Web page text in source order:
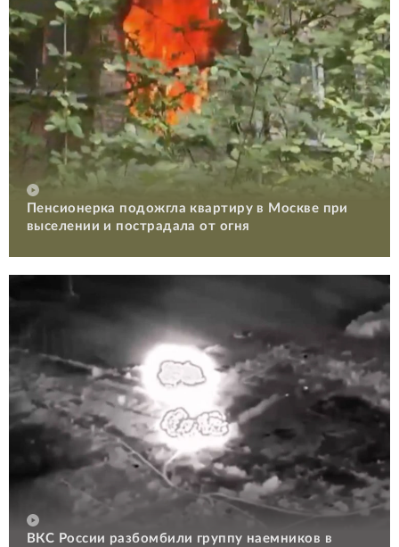
Пенсионерка подожгла квартиру в Москве при
выселении и пострадала от огня
ВКС России разбомбили группу наемников в